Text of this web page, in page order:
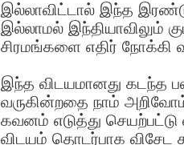
இல்லாவிட்டால் இந்த இரண்டு
இல்லாமல் இந்தியாவிலும்
சிரமங்களை எதிர் நோக்கி
இந்த விடயமானது கடந்த
வருகின்றதை நாம்
கவனம் எடுத்து செயற்பட்டு
விடயம் தொடர்பாக விசேட